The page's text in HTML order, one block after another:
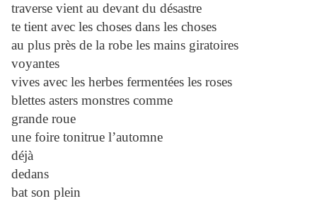
traverse vient au devant du désastre
te tient avec les choses dans les choses
au plus près de la robe les mains giratoires
voyantes
vives avec les herbes fermentées les roses
blettes asters monstres comme
grande roue
une foire tonitrue l’automne
déjà
dedans
bat son plein